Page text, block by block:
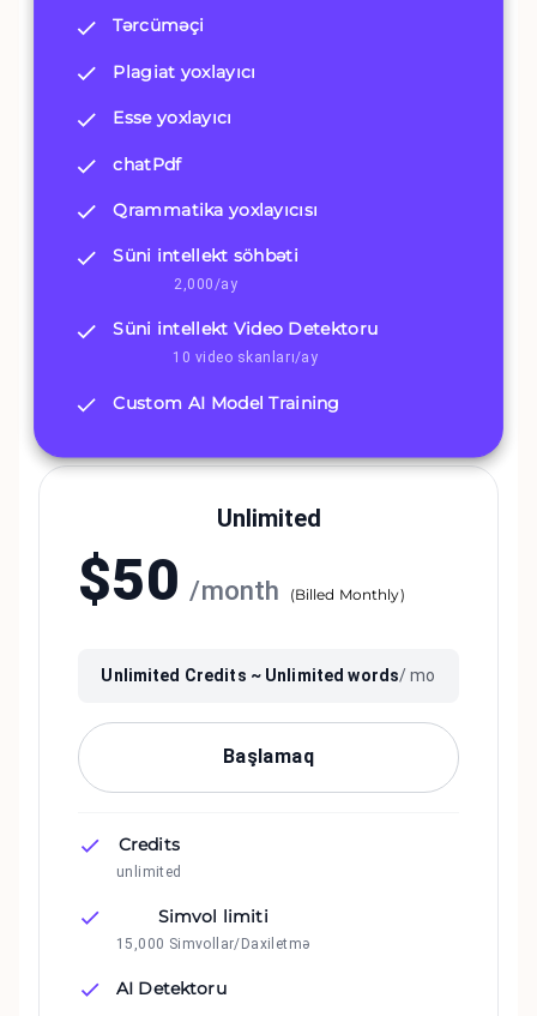
Tərcüməçi
Plagiat yoxlayıcı
Esse yoxlayıcı
chatPdf
Qrammatika yoxlayıcısı
Süni intellekt söhbəti
2,000/ay
Süni intellekt Video Detektoru
10 video skanları/ay
Custom AI Model Training
Unlimited
$50 /month (Billed Monthly)
Unlimited Credits ~ Unlimited words/ mo
Başlamaq
Credits
unlimited
Simvol limiti
15,000 Simvollar/Daxiletmə
AI Detektoru